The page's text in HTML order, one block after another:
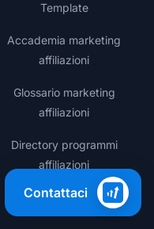
Template
Accademia marketing
affiliazioni
Glossario marketing
affiliazioni
Directory programmi
affiliazioni
Contattaci